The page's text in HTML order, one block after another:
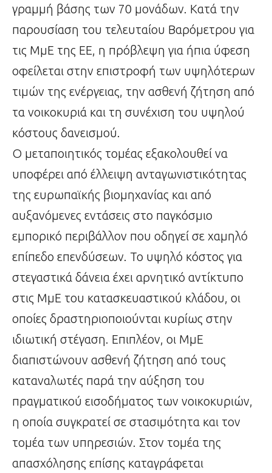
γραμμή βάσης των 70 μονάδων. Κατά την
παρουσίαση του τελευταίου Βαρόμετρου για
τις ΜμΕ της ΕΕ, η πρόβλεψη για ήπια ύφεση
οφείλεται στην επιστροφή των υψηλότερων
τιμών της ενέργειας, την ασθενή ζήτηση από
τα νοικοκυριά και τη συνέχιση του υψηλού
κόστους δανεισμού.
Ο μεταποιητικός τομέας εξακολουθεί να
υποφέρει από έλλειψη ανταγωνιστικότητας
της ευρωπαϊκής βιομηχανίας και από
αυξανόμενες εντάσεις στο παγκόσμιο
εμπορικό περιβάλλον που οδηγεί σε χαμηλό
επίπεδο επενδύσεων. Το υψηλό κόστος για
στεγαστικά δάνεια έχει αρνητικό αντίκτυπο
στις ΜμΕ του κατασκευαστικού κλάδου, οι
οποίες δραστηριοποιούνται κυρίως στην
ιδιωτική στέγαση. Επιπλέον, οι ΜμΕ
διαπιστώνουν ασθενή ζήτηση από τους
καταναλωτές παρά την αύξηση του
πραγματικού εισοδήματος των νοικοκυριών,
η οποία συγκρατεί σε στασιμότητα και τον
τομέα των υπηρεσιών. Στον τομέα της
απασχόλησης επίσης καταγράφεται